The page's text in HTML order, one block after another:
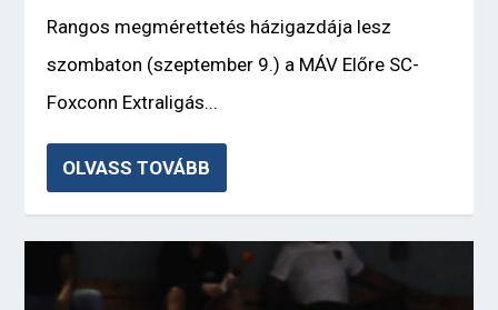
Rangos megmérettetés házigazdája lesz
szombaton (szeptember 9.) a MÁV Előre SC-
Foxconn Extraligás...
OLVASS TOVÁBB